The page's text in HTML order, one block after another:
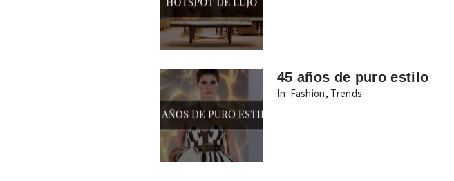
45 años de puro estilo
In: Fashion, Trends